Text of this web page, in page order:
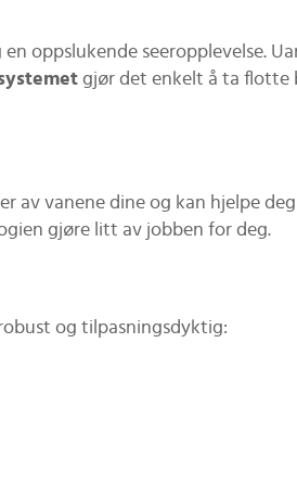
oppslukende seeropplevelse.
gjør det enkelt å ta flotte
av vanene dine og kan hjelpe
gjøre litt av jobben for deg.
og tilpasningsdyktig: